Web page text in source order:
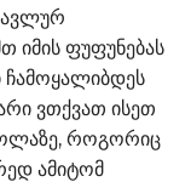
იმის ფუფუნებას
ჩამოყალიბდეს
ვთქვათ ისეთ
როგორიც
ამიტომ